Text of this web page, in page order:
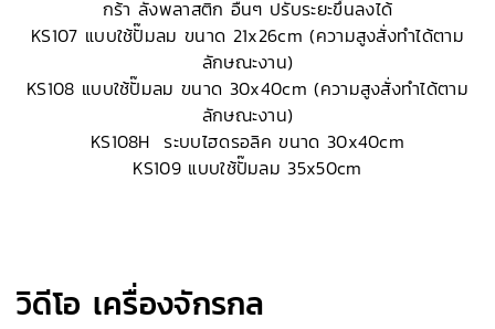
กร้า ลังพลาสติก อื่นๆ ปรับระยะขึ้นลงได้
KS107 แบบใช้ปั๊มลม ขนาด 21x26cm (ความสูงสั่งทำได้ตาม
ลักษณะงาน)
KS108 แบบใช้ปั๊มลม ขนาด 30x40cm (ความสูงสั่งทำได้ตาม
ลักษณะงาน)
KS108H ระบบไฮดรอลิค ขนาด 30x40cm
KS109 แบบใช้ปั๊มลม 35x50cm
วิดีโอ เครื่องจักรกล